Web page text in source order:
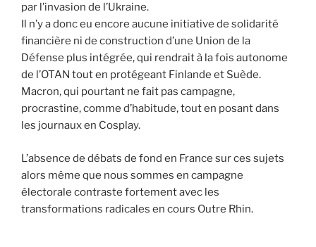
par l’invasion de l’Ukraine.
Il n’y a donc eu encore aucune initiative de solidarité
financière ni de construction d’une Union de la
Défense plus intégrée, qui rendrait à la fois autonome
de l’OTAN tout en protégeant Finlande et Suède.
Macron, qui pourtant ne fait pas campagne,
procrastine, comme d’habitude, tout en posant dans
les journaux en Cosplay.
L’absence de débats de fond en France sur ces sujets
alors même que nous sommes en campagne
électorale contraste fortement avec les
transformations radicales en cours Outre Rhin.